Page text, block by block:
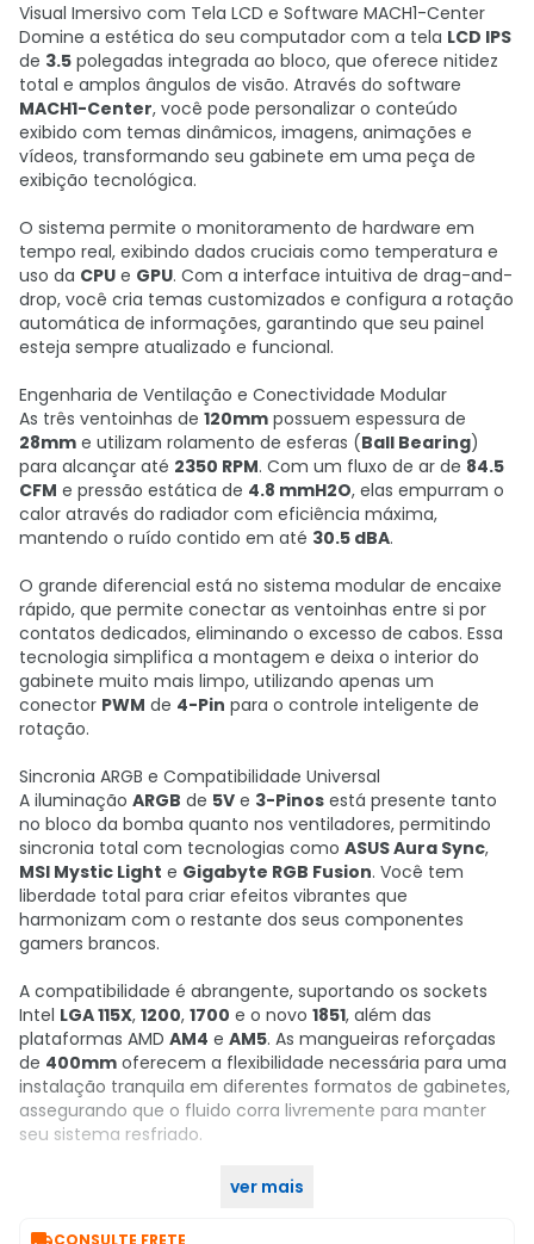
Visual Imersivo com Tela LCD e Software MACH1-Center
Domine a estética do seu computador com a tela LCD IPS
de 3.5 polegadas integrada ao bloco, que oferece nitidez
total e amplos ângulos de visão. Através do software
MACH1-Center, você pode personalizar o conteúdo
exibido com temas dinâmicos, imagens, animações e
vídeos, transformando seu gabinete em uma peça de
exibição tecnológica.
O sistema permite o monitoramento de hardware em
tempo real, exibindo dados cruciais como temperatura e
uso da CPU e GPU. Com a interface intuitiva de drag-and-
drop, você cria temas customizados e configura a rotação
automática de informações, garantindo que seu painel
esteja sempre atualizado e funcional.
Engenharia de Ventilação e Conectividade Modular
As três ventoinhas de 120mm possuem espessura de
28mm e utilizam rolamento de esferas (Ball Bearing)
para alcançar até 2350 RPM. Com um fluxo de ar de 84.5
CFM e pressão estática de 4.8 mmH2O, elas empurram o
calor através do radiador com eficiência máxima,
mantendo o ruído contido em até 30.5 dBA.
O grande diferencial está no sistema modular de encaixe
rápido, que permite conectar as ventoinhas entre si por
contatos dedicados, eliminando o excesso de cabos. Essa
tecnologia simplifica a montagem e deixa o interior do
gabinete muito mais limpo, utilizando apenas um
conector PWM de 4-Pin para o controle inteligente de
rotação.
Sincronia ARGB e Compatibilidade Universal
A iluminação ARGB de 5V e 3-Pinos está presente tanto
no bloco da bomba quanto nos ventiladores, permitindo
sincronia total com tecnologias como ASUS Aura Sync,
MSI Mystic Light e Gigabyte RGB Fusion. Você tem
liberdade total para criar efeitos vibrantes que
harmonizam com o restante dos seus componentes
gamers brancos.
A compatibilidade é abrangente, suportando os sockets
Intel LGA 115X, 1200, 1700 e o novo 1851, além das
plataformas AMD AM4 e AM5. As mangueiras reforçadas
de 400mm oferecem a flexibilidade necessária para uma
instalação tranquila em diferentes formatos de gabinetes,
assegurando que o fluido corra livremente para manter
seu sistema resfriado.
ver mais
CONSULTE FRETE